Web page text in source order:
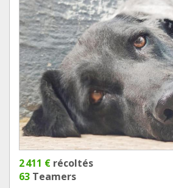
2 411 € récoltés
63 Teamers